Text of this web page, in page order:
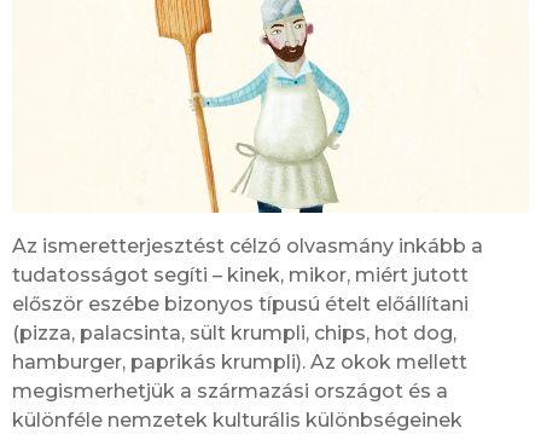
Az ismeretterjesztést célzó olvasmány inkább a
tudatosságot segíti – kinek, mikor, miért jutott
először eszébe bizonyos típusú ételt előállítani
(pizza, palacsinta, sült krumpli, chips, hot dog,
hamburger, paprikás krumpli). Az okok mellett
megismerhetjük a származási országot és a
különféle nemzetek kulturális különbségeinek